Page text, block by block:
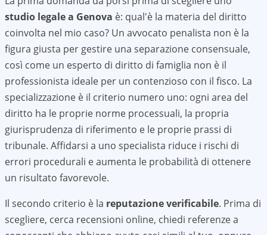
studio legale a Genova è: qual'è la materia del diritto
coinvolta nel mio caso? Un avvocato penalista non è la
figura giusta per gestire una separazione consensuale,
così come un esperto di diritto di famiglia non è il
professionista ideale per un contenzioso con il fisco. La
specializzazione è il criterio numero uno: ogni area del
diritto ha le proprie norme processuali, la propria
giurisprudenza di riferimento e le proprie prassi di
tribunale. Affidarsi a uno specialista riduce i rischi di
errori procedurali e aumenta le probabilità di ottenere
un risultato favorevole.
Il secondo criterio è la reputazione verificabile. Prima di
scegliere, cerca recensioni online, chiedi referenze a